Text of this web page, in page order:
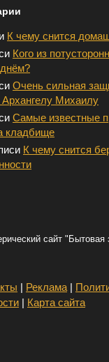
К чему снится
Кого из
Очень сильная
Михаилу
Самые известные
кладбище
К чему снится
сайт "Бытовая
| Реклама |
| Карта сайта